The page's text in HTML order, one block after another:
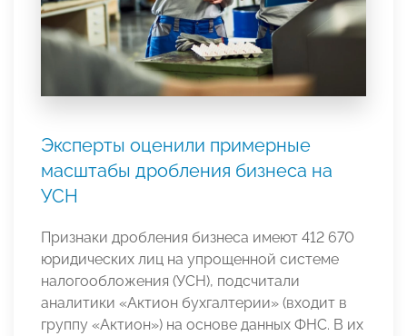
Эксперты оценили примерные
масштабы дробления бизнеса на
УСН
Признаки дробления бизнеса имеют 412 670
юридических лиц на упрощенной системе
налогообложения (УСН), подсчитали
аналитики «Актион бухгалтерии» (входит в
группу «Актион») на основе данных ФНС. В их